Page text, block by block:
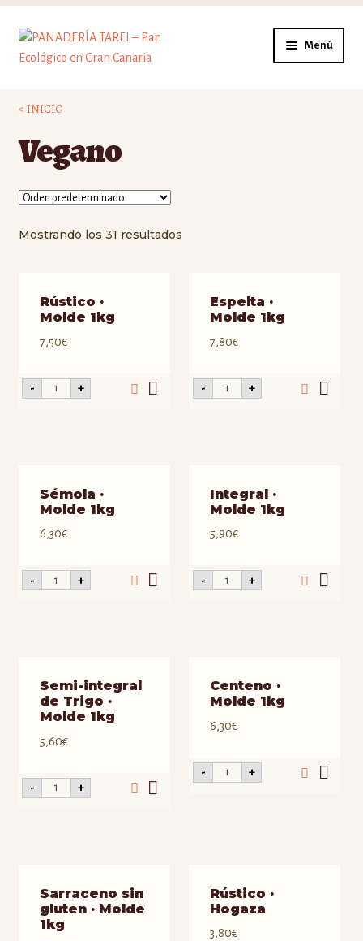
Ir
a
Ir
al
Menú
MANIFIESTO
ESCUELA
< INICIO
Vegano
Mostrando los 31 resultados
Rústico ·
Molde 1kg
7,50€
-
Rústico
·
+
Espelta ·
Molde 1kg
7,80€
-
Espelta
·
+
Sémola ·
Molde 1kg
6,30€
-
Sémola
·
+
Integral ·
Molde 1kg
5,90€
-
Integral
·
+
Semi-integral
de Trigo ·
Molde 1kg
5,60€
-
Semi-
integral
+
Centeno ·
Molde 1kg
6,30€
-
Centeno
·
+
Sarraceno sin
gluten · Molde
1kg
Rústico ·
Hogaza
3,80€